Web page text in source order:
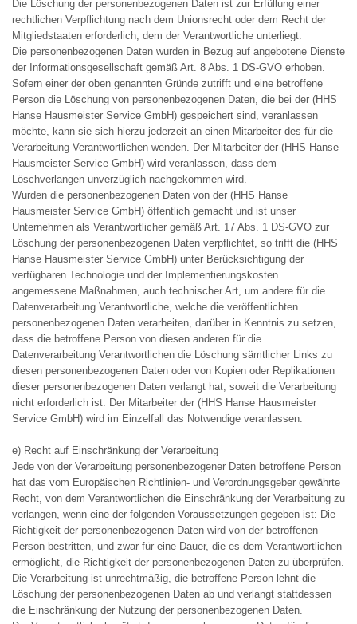
Die Löschung der personenbezogenen Daten ist zur Erfüllung einer
rechtlichen Verpflichtung nach dem Unionsrecht oder dem Recht der
Mitgliedstaaten erforderlich, dem der Verantwortliche unterliegt.
Die personenbezogenen Daten wurden in Bezug auf angebotene Dienste
der Informationsgesellschaft gemäß Art. 8 Abs. 1 DS-GVO erhoben.
Sofern einer der oben genannten Gründe zutrifft und eine betroffene
Person die Löschung von personenbezogenen Daten, die bei der (HHS
Hanse Hausmeister Service GmbH) gespeichert sind, veranlassen
möchte, kann sie sich hierzu jederzeit an einen Mitarbeiter des für die
Verarbeitung Verantwortlichen wenden. Der Mitarbeiter der (HHS Hanse
Hausmeister Service GmbH) wird veranlassen, dass dem
Löschverlangen unverzüglich nachgekommen wird.
Wurden die personenbezogenen Daten von der (HHS Hanse
Hausmeister Service GmbH) öffentlich gemacht und ist unser
Unternehmen als Verantwortlicher gemäß Art. 17 Abs. 1 DS-GVO zur
Löschung der personenbezogenen Daten verpflichtet, so trifft die (HHS
Hanse Hausmeister Service GmbH) unter Berücksichtigung der
verfügbaren Technologie und der Implementierungskosten
angemessene Maßnahmen, auch technischer Art, um andere für die
Datenverarbeitung Verantwortliche, welche die veröffentlichten
personenbezogenen Daten verarbeiten, darüber in Kenntnis zu setzen,
dass die betroffene Person von diesen anderen für die
Datenverarbeitung Verantwortlichen die Löschung sämtlicher Links zu
diesen personenbezogenen Daten oder von Kopien oder Replikationen
dieser personenbezogenen Daten verlangt hat, soweit die Verarbeitung
nicht erforderlich ist. Der Mitarbeiter der (HHS Hanse Hausmeister
Service GmbH) wird im Einzelfall das Notwendige veranlassen.
e) Recht auf Einschränkung der Verarbeitung
Jede von der Verarbeitung personenbezogener Daten betroffene Person
hat das vom Europäischen Richtlinien- und Verordnungsgeber gewährte
Recht, von dem Verantwortlichen die Einschränkung der Verarbeitung zu
verlangen, wenn eine der folgenden Voraussetzungen gegeben ist: Die
Richtigkeit der personenbezogenen Daten wird von der betroffenen
Person bestritten, und zwar für eine Dauer, die es dem Verantwortlichen
ermöglicht, die Richtigkeit der personenbezogenen Daten zu überprüfen.
Die Verarbeitung ist unrechtmäßig, die betroffene Person lehnt die
Löschung der personenbezogenen Daten ab und verlangt stattdessen
die Einschränkung der Nutzung der personenbezogenen Daten.